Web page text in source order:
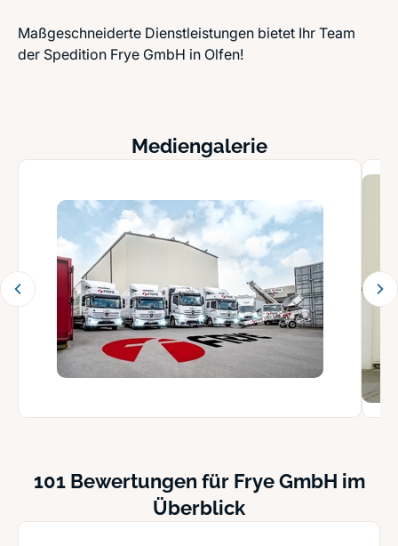
Maßgeschneiderte Dienstleistungen bietet Ihr Team
der Spedition Frye GmbH in Olfen!
Mediengalerie
101 Bewertungen für Frye GmbH im
Überblick